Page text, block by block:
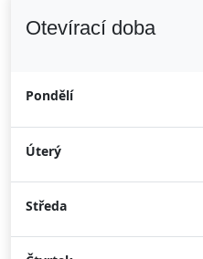
Otevírací doba
Pondělí
Úterý
Středa